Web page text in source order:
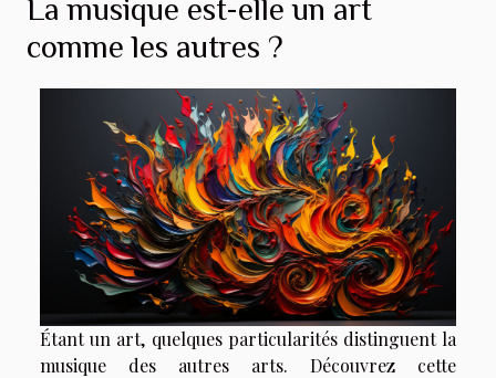
La musique est-elle un art
comme les autres ?
Étant un art, quelques particularités distinguent la
musique des autres arts. Découvrez cette